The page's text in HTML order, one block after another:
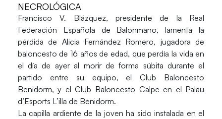
NECROLÓGICA
Francisco V. Blázquez, presidente de la Real
Federación Española de Balonmano, lamenta la
pérdida de Alicia Fernández Romero, jugadora de
baloncesto de 16 años de edad, que perdía la vida en
el día de ayer al morir de forma súbita durante el
partido entre su equipo, el Club Baloncesto
Benidorm, y el Club Baloncesto Calpe en el Palau
d’Esports L’illa de Benidorm.
La capilla ardiente de la joven ha sido instalada en el